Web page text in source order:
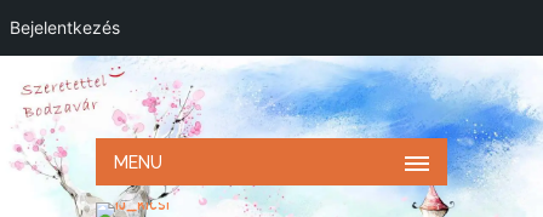
Bejelentkezés
MENU